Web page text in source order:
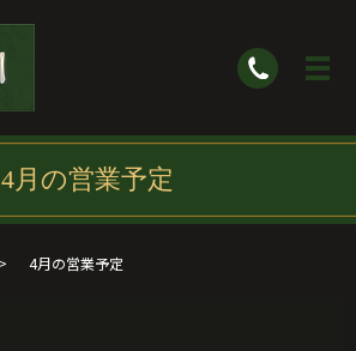
4月の営業予定
4月の営業予定